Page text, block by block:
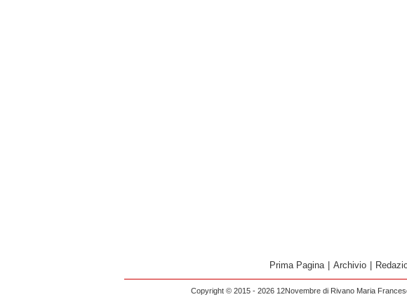
Prima Pagina Archivio
Copyright © 2015 - 2026 12Novembre di Rivano Maria